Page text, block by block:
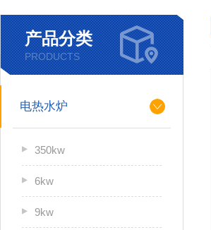
产品分类
PRODUCTS
电热水炉
350kw
6kw
9kw